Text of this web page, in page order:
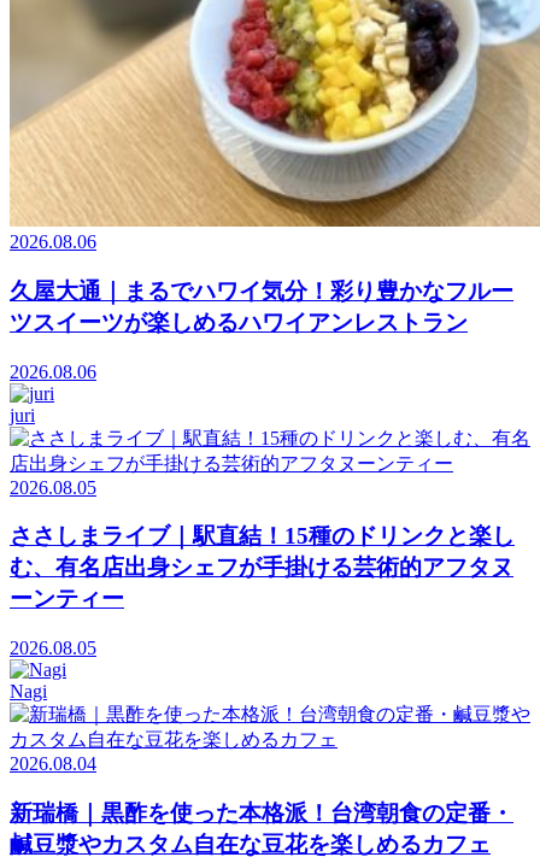
2026.08.06
久屋大通｜まるでハワイ気分！彩り豊かなフルー
ツスイーツが楽しめるハワイアンレストラン
2026.08.06
juri
2026.08.05
ささしまライブ｜駅直結！15種のドリンクと楽し
む、有名店出身シェフが手掛ける芸術的アフタヌ
ーンティー
2026.08.05
Nagi
2026.08.04
新瑞橋｜黒酢を使った本格派！台湾朝食の定番・
鹹豆漿やカスタム自在な豆花を楽しめるカフェ